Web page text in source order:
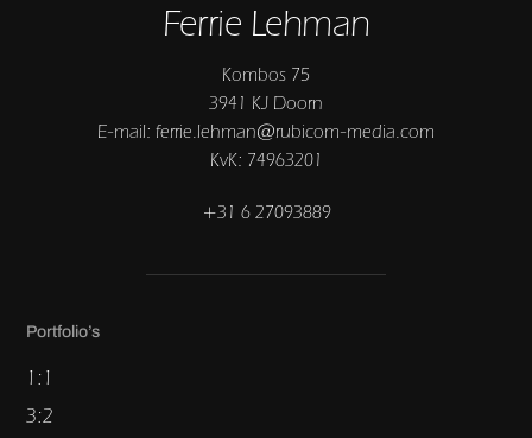
Ferrie Lehman
Kombos 75
3941 KJ Doorn
E-mail: ferrie.lehman@rubicom-media.com
KvK: 74963201
+31 6 27093889
Portfolio’s
1:1
3:2